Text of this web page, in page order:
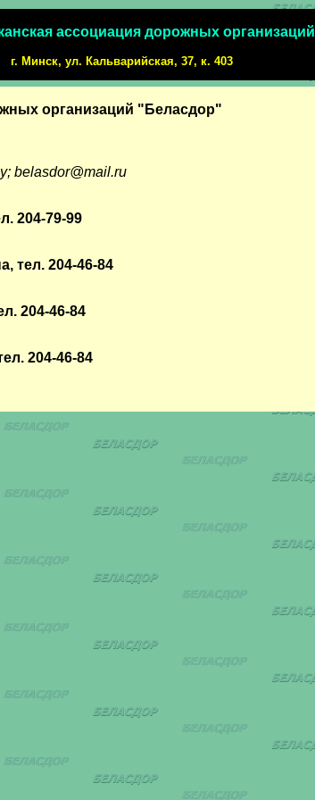
ассоциация дорожных организаций
г. Минск, ул. Кальварийская, 37, к. 403
организаций "Беласдор"
belasdor@mail.ru
204-79-99
тел. 204-46-84
204-46-84
204-46-84